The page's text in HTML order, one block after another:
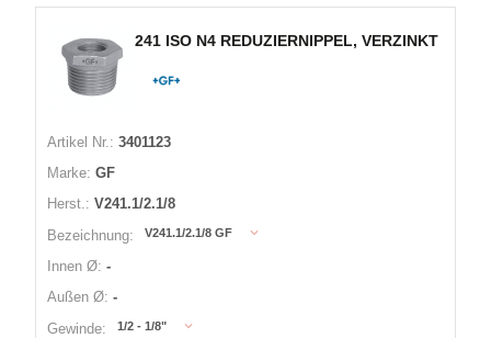
241 ISO N4 REDUZIERNIPPEL, VERZINKT
Artikel Nr.: 3401123
Marke: GF
Herst.: V241.1/2.1/8
Bezeichnung:
V241.1/2.1/8 GF
Innen Ø: -
Außen Ø: -
Gewinde:
1/2 - 1/8"